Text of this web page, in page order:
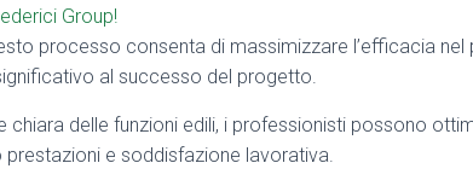
Group!
processo consenta di massimizzare l’efficacia nel
al successo del progetto.
chiara delle funzioni edili, i professionisti possono
e soddisfazione lavorativa.